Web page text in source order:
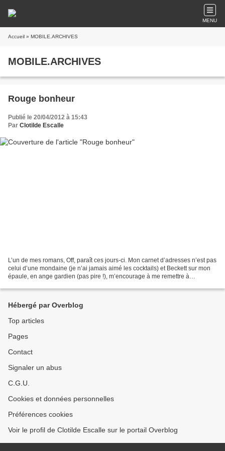
MENU
Accueil » MOBILE.ARCHIVES
MOBILE.ARCHIVES
Rouge bonheur
Publié le 20/04/2012 à 15:43
Par Clotilde Escalle
L’un de mes romans, Off, paraît ces jours-ci. Mon carnet d’adresses n’est pas
celui d’une mondaine (je n’ai jamais aimé les cocktails) et Beckett sur mon
épaule, en ange gardien (pas pire !), m’encourage à me remettre à
Hébergé par Overblog
Top articles
Pages
Contact
Signaler un abus
C.G.U.
Cookies et données personnelles
Préférences cookies
Voir le profil de Clotilde Escalle sur le portail Overblog